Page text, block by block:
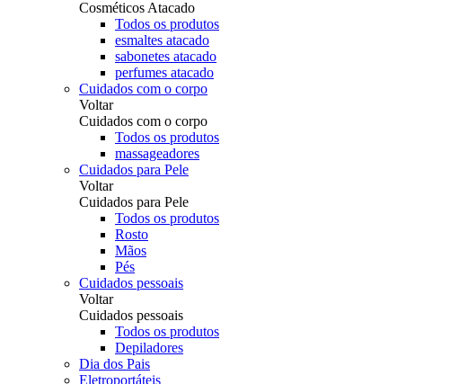
Cosméticos Atacado
Todos os produtos
esmaltes atacado
sabonetes atacado
perfumes atacado
Cuidados com o corpo
Voltar
Cuidados com o corpo
Todos os produtos
massageadores
Cuidados para Pele
Voltar
Cuidados para Pele
Todos os produtos
Rosto
Mãos
Pés
Cuidados pessoais
Voltar
Cuidados pessoais
Todos os produtos
Depiladores
Dia dos Pais
Eletroportáteis